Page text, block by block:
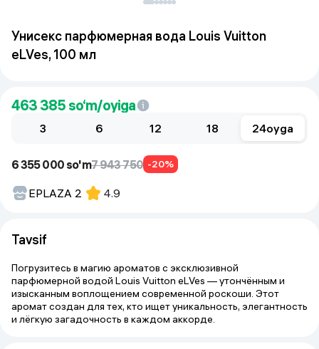
Унисекс парфюмерная вода Louis Vuitton
eLVes, 100 мл
463 385 so‘m/oyiga
3 6 12 18 24oyga
6 355 000 so'm7 943 750 -20%
EPLAZA 2 4.9
Tavsif
Погрузитесь в магию ароматов с эксклюзивной
парфюмерной водой Louis Vuitton eLVes — утончённым и
изысканным воплощением современной роскоши. Этот
аромат создан для тех, кто ищет уникальность, элегантность
и лёгкую загадочность в каждом аккорде.